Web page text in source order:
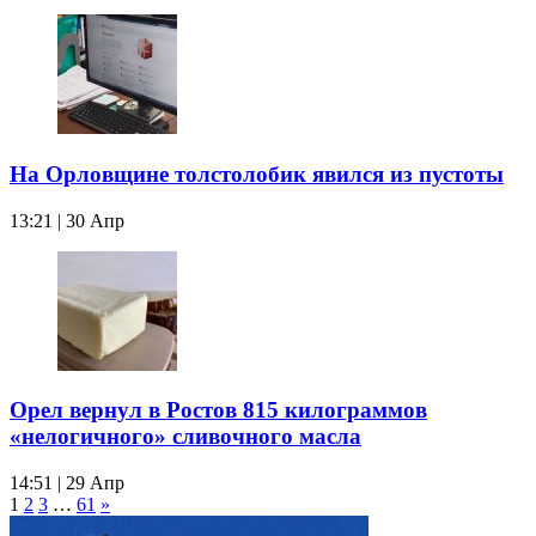
На Орловщине толстолобик явился из пустоты
13:21 | 30 Апр
Орел вернул в Ростов 815 килограммов
«нелогичного» сливочного масла
14:51 | 29 Апр
1 2 3 … 61 »